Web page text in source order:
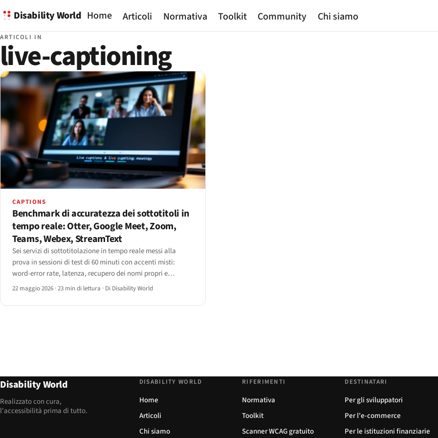
Disability World Home Articoli Normativa Toolkit Community Chi siamo
ARTICOLI IN
live-captioning
CAPTIONS
Benchmark di accuratezza dei sottotitoli in
tempo reale: Otter, Google Meet, Zoom,
Teams, Webex, StreamText
Sei servizi di sottotitolazione in tempo reale messi alla
prova in sessioni di test di 60 minuti con accenti misti:
word-error rate, latenza, recupero dei nomi propri e
integrazione con le tecnologie assistive.
22 maggio 2026 ·23 min di lettura · Di Disability World
Disability World
Realizzato con cura,
l'accessibilità prima di tutto.
DISABILITY WORLD
Home
Articoli
Chi siamo
RIFERIMENTI
Normativa
Toolkit
Scanner WCAG gratuito
DESTINATARI
Per gli sviluppatori
Per l'e-commerce
Per le istituzioni finanziarie